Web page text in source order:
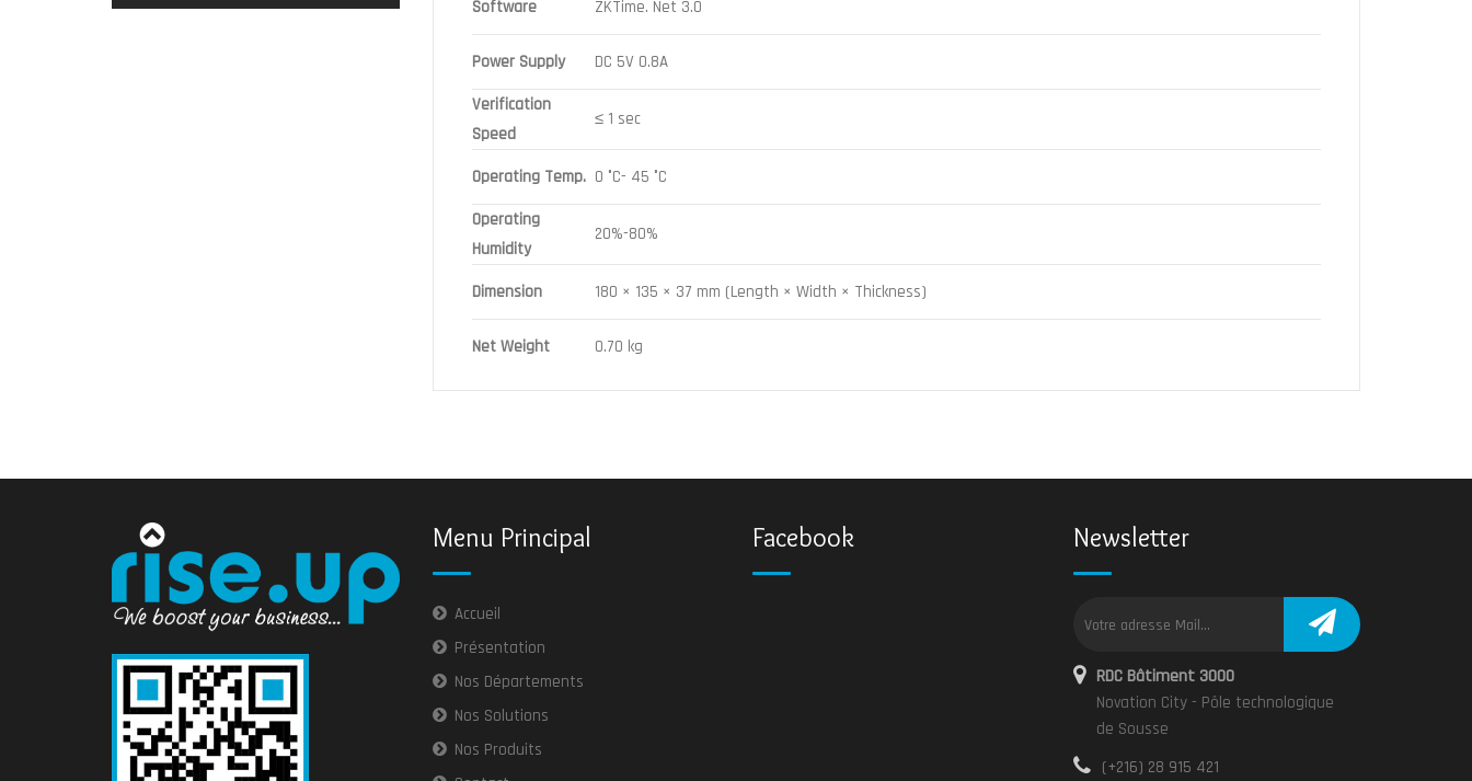
Software ZKTime. Net 3.0
Power Supply DC 5V 0.8A
Verification
Speed
≤ 1 sec
Operating Temp. 0 °C- 45 °C
Operating
Humidity
20%-80%
Dimension 180 × 135 × 37 mm (Length × Width × Thickness)
Net Weight 0.70 kg
Menu Principal
Accueil
Présentation
Nos Départements
Nos Solutions
Nos Produits
Facebook Newsletter
RDC Bâtiment 3000
Novation City - Pôle technologique
de Sousse
(+216) 28 915 421